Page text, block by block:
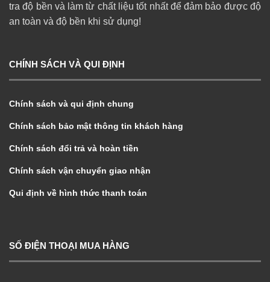
tra độ bền và làm từ chất liệu tốt nhất để đảm bảo được độ
an toàn và độ bền khi sử dụng!
CHÍNH SÁCH VÀ QUI ĐỊNH
Chính sách và qui định chung
Chính sách bảo mật thông tin khách hàng
Chính sách đổi trả và hoàn tiền
Chính sách vận chuyển giao nhận
Qui định về hình thức thanh toán
SỐ ĐIỆN THOẠI MUA HÀNG